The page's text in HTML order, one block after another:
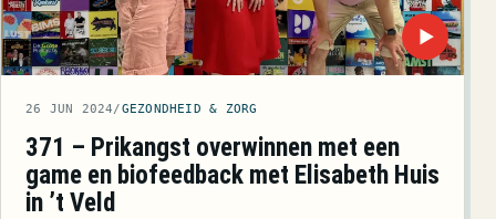
▶
26 JUN 2024/GEZONDHEID & ZORG
371 – Prikangst overwinnen met een
game en biofeedback met Elisabeth Huis
in ’t Veld